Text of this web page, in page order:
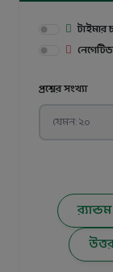
প্রশ্নের সংখ্যা
র‍্যান্ডম